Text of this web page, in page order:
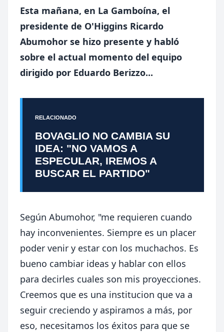
Esta mañana, en La Gamboína, el
presidente de O'Higgins Ricardo
Abumohor se hizo presente y habló
sobre el actual momento del equipo
dirigido por Eduardo Berizzo...
RELACIONADO
BOVAGLIO NO CAMBIA SU
IDEA: "NO VAMOS A
ESPECULAR, IREMOS A
BUSCAR EL PARTIDO"
Según Abumohor, "me requieren cuando
hay inconvenientes. Siempre es un placer
poder venir y estar con los muchachos. Es
bueno cambiar ideas y hablar con ellos
para decirles cuales son mis proyecciones.
Creemos que es una institucion que va a
seguir creciendo y aspiramos a más, por
eso, necesitamos los éxitos para que se